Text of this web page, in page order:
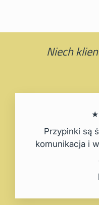
Niech
Przypinki są
komunikacja i